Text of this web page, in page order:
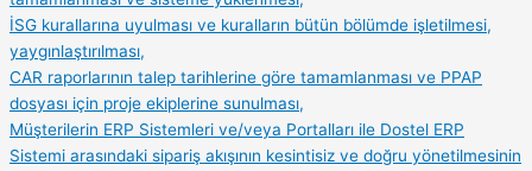
İSG kurallarına uyulması ve kuralların bütün bölümde işletilmesi,
yaygınlaştırılması,
CAR raporlarının talep tarihlerine göre tamamlanması ve PPAP
dosyası için proje ekiplerine sunulması,
Müşterilerin ERP Sistemleri ve/veya Portalları ile Dostel ERP
Sistemi arasındaki sipariş akışının kesintisiz ve doğru yönetilmesinin